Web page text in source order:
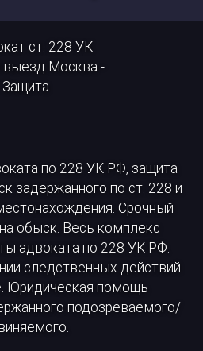
по 228 УК РФ, защита
задержанного по ст. 228 и
Срочный
обыск. Весь комплекс
адвоката по 228 УК РФ.
следственных действий
Юридическая помощь
подозреваемого/